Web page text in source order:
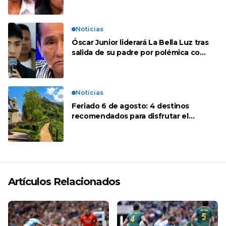
Noticias
Óscar Junior liderará La Bella Luz tras
salida de su padre por polémica con
Noticias
Feriado 6 de agosto: 4 destinos
recomendados para disfrutar el
Artículos Relacionados